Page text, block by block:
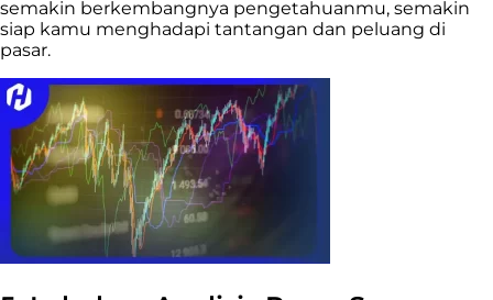
semakin berkembangnya pengetahuanmu, semakin
siap kamu menghadapi tantangan dan peluang di
pasar.